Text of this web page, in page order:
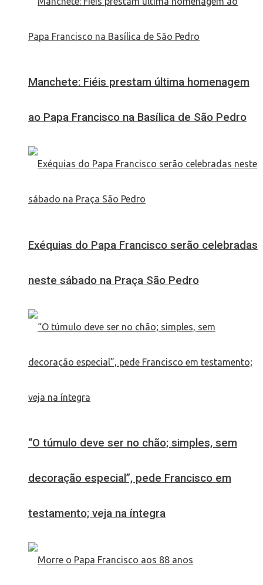
Manchete: Fiéis prestam última homenagem
ao Papa Francisco na Basílica de São Pedro
Exéquias do Papa Francisco serão celebradas
neste sábado na Praça São Pedro
“O túmulo deve ser no chão; simples, sem
decoração especial”, pede Francisco em
testamento; veja na íntegra